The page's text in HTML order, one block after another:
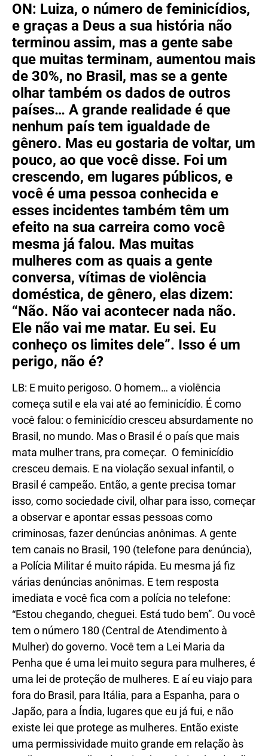
ON: Luiza, o número de feminicídios,
e graças a Deus a sua história não
terminou assim, mas a gente sabe
que muitas terminam, aumentou mais
de 30%, no Brasil, mas se a gente
olhar também os dados de outros
países… A grande realidade é que
nenhum país tem igualdade de
gênero. Mas eu gostaria de voltar, um
pouco, ao que você disse. Foi um
crescendo, em lugares públicos, e
você é uma pessoa conhecida e
esses incidentes também têm um
efeito na sua carreira como você
mesma já falou. Mas muitas
mulheres com as quais a gente
conversa, vítimas de violência
doméstica, de gênero, elas dizem:
“Não. Não vai acontecer nada não.
Ele não vai me matar. Eu sei. Eu
conheço os limites dele”. Isso é um
perigo, não é?
LB: E muito perigoso. O homem… a violência
começa sutil e ela vai até ao feminicídio. É como
você falou: o feminicídio cresceu absurdamente no
Brasil, no mundo. Mas o Brasil é o país que mais
mata mulher trans, pra começar. O feminicídio
cresceu demais. E na violação sexual infantil, o
Brasil é campeão. Então, a gente precisa tomar
isso, como sociedade civil, olhar para isso, começar
a observar e apontar essas pessoas como
criminosas, fazer denúncias anônimas. A gente
tem canais no Brasil, 190 (telefone para denúncia),
a Polícia Militar é muito rápida. Eu mesma já fiz
várias denúncias anônimas. E tem resposta
imediata e você fica com a polícia no telefone:
“Estou chegando, cheguei. Está tudo bem”. Ou você
tem o número 180 (Central de Atendimento à
Mulher) do governo. Você tem a Lei Maria da
Penha que é uma lei muito segura para mulheres, é
uma lei de proteção de mulheres. E aí eu viajo para
fora do Brasil, para Itália, para a Espanha, para o
Japão, para a Índia, lugares que eu já fui, e não
existe lei que protege as mulheres. Então existe
uma permissividade muito grande em relação às